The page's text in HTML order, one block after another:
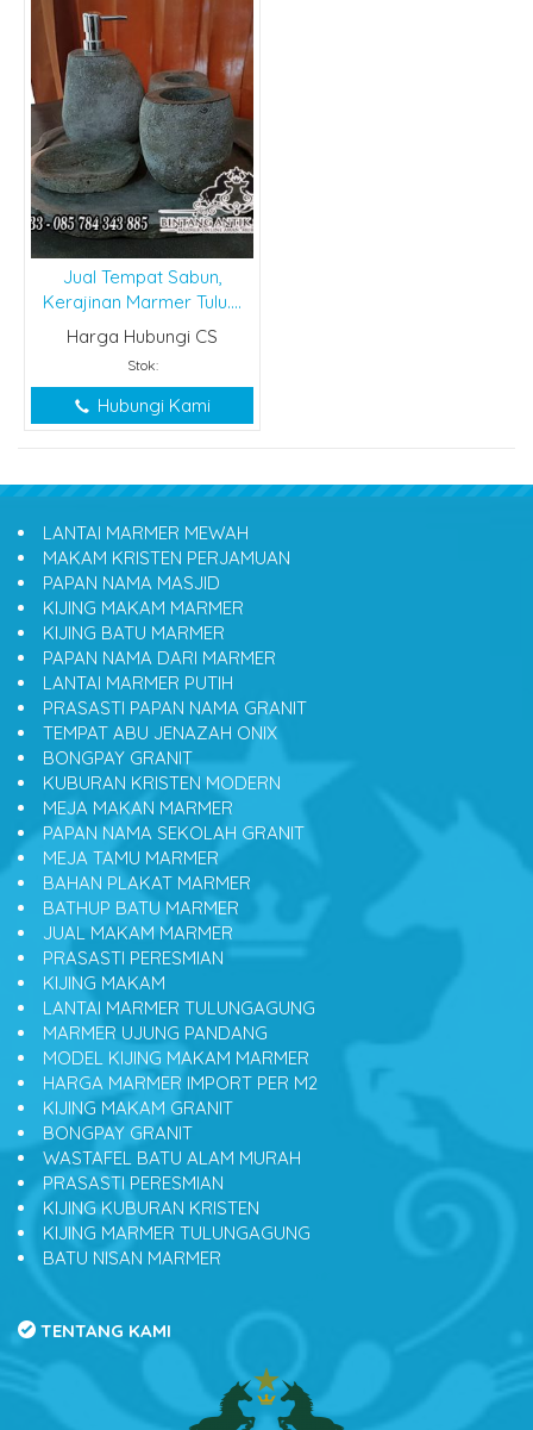
Jual Tempat Sabun,
Kerajinan Marmer Tulu....
Harga Hubungi CS
Stok:
Hubungi Kami
LANTAI MARMER MEWAH
MAKAM KRISTEN PERJAMUAN
PAPAN NAMA MASJID
KIJING MAKAM MARMER
KIJING BATU MARMER
PAPAN NAMA DARI MARMER
LANTAI MARMER PUTIH
PRASASTI PAPAN NAMA GRANIT
TEMPAT ABU JENAZAH ONIX
BONGPAY GRANIT
KUBURAN KRISTEN MODERN
MEJA MAKAN MARMER
PAPAN NAMA SEKOLAH GRANIT
MEJA TAMU MARMER
BAHAN PLAKAT MARMER
BATHUP BATU MARMER
JUAL MAKAM MARMER
PRASASTI PERESMIAN
KIJING MAKAM
LANTAI MARMER TULUNGAGUNG
MARMER UJUNG PANDANG
MODEL KIJING MAKAM MARMER
HARGA MARMER IMPORT PER M2
KIJING MAKAM GRANIT
BONGPAY GRANIT
WASTAFEL BATU ALAM MURAH
PRASASTI PERESMIAN
KIJING KUBURAN KRISTEN
KIJING MARMER TULUNGAGUNG
BATU NISAN MARMER
TENTANG KAMI